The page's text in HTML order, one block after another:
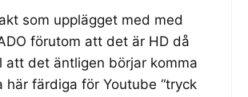
som upplägget med med
förutom att det är HD då
att det äntligen börjar komma
här färdiga för Youtube “tryck